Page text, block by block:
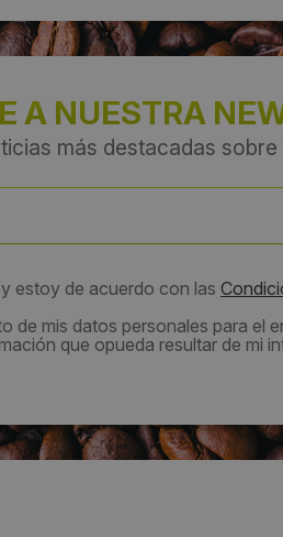
A NUESTRA
más destacadas
estoy de acuerdo con las
de mis datos personales para el
que opueda resultar de mi